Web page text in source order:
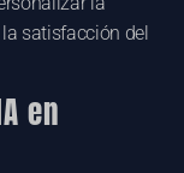
satisfacción del
en